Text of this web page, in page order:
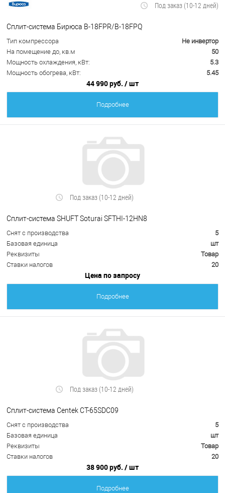
Под заказ (10-12 дней)
Сплит-система Бирюса B-18FPR/B-18FPQ
Тип компрессора
Не инвертор
На помещение до, кв.м
50
Мощность охлаждения, кВт:
5.3
Мощность обогрева, кВт:
5.45
44 990 руб. / шт
Подробнее
Под заказ (10-12 дней)
Сплит-система SHUFT Soturai SFTHI-12HN8
Снят с производства
5
Базовая единица
шт
Реквизиты
Товар
Ставки налогов
20
Цена по запросу
Подробнее
Под заказ (10-12 дней)
Сплит-система Centek CT-65SDC09
Снят с производства
5
Базовая единица
шт
Реквизиты
Товар
Ставки налогов
20
38 900 руб. / шт
Подробнее